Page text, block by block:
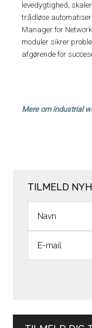
levedygtighed,
trådløse
Manager for Network
moduler sikrer
afgørende for
Mere om industrial
TILMELD